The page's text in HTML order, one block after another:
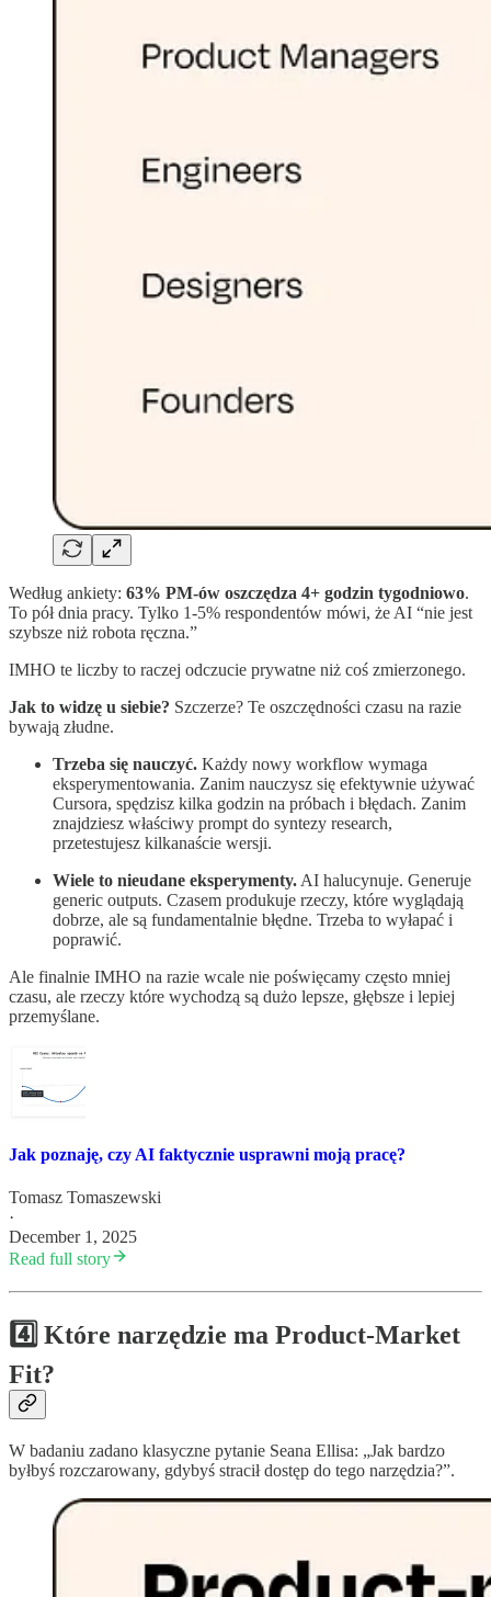
Według ankiety: 63% PM-ów oszczędza 4+ godzin tygodniowo.
To pół dnia pracy. Tylko 1-5% respondentów mówi, że AI “nie jest
szybsze niż robota ręczna.”
IMHO te liczby to raczej odczucie prywatne niż coś zmierzonego.
Jak to widzę u siebie? Szczerze? Te oszczędności czasu na razie
bywają złudne.
Trzeba się nauczyć. Każdy nowy workflow wymaga
eksperymentowania. Zanim nauczysz się efektywnie używać
Cursora, spędzisz kilka godzin na próbach i błędach. Zanim
znajdziesz właściwy prompt do syntezy research,
przetestujesz kilkanaście wersji.
Wiele to nieudane eksperymenty. AI halucynuje. Generuje
generic outputs. Czasem produkuje rzeczy, które wyglądają
dobrze, ale są fundamentalnie błędne. Trzeba to wyłapać i
poprawić.
Ale finalnie IMHO na razie wcale nie poświęcamy często mniej
czasu, ale rzeczy które wychodzą są dużo lepsze, głębsze i lepiej
przemyślane.
Jak poznaję, czy AI faktycznie usprawni moją pracę?
Tomasz Tomaszewski
·
December 1, 2025
Read full story
4️⃣ Które narzędzie ma Product-Market
Fit?
W badaniu zadano klasyczne pytanie Seana Ellisa: „Jak bardzo
byłbyś rozczarowany, gdybyś stracił dostęp do tego narzędzia?”.